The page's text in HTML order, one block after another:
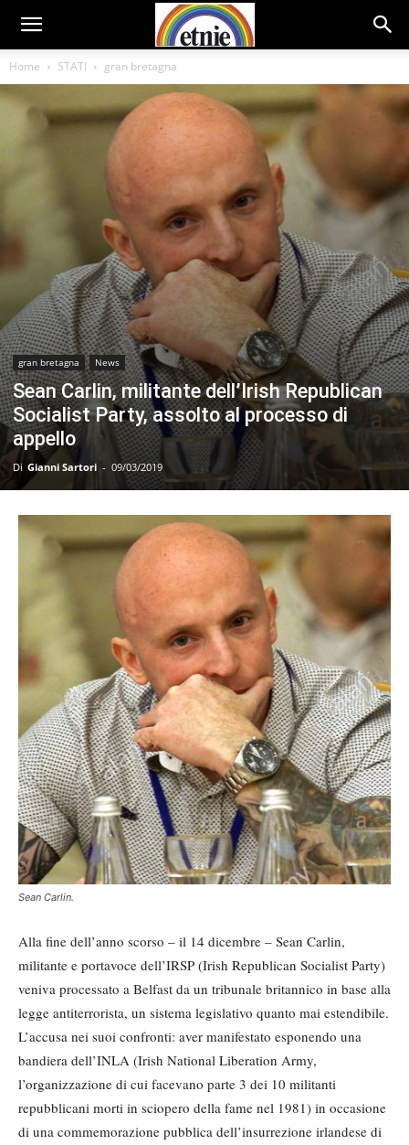
Home STATI gran bretagna
gran bretagna News
Sean Carlin, militante dell’Irish Republican
Socialist Party, assolto al processo di
appello
Di Gianni Sartori - 09/03/2019
Sean Carlin.
Alla fine dell’anno scorso – il 14 dicembre – Sean Carlin,
militante e portavoce dell’IRSP (Irish Republican Socialist Party)
veniva processato a Belfast da un tribunale britannico in base alla
legge antiterrorista, un sistema legislativo quanto mai estendibile.
L’accusa nei suoi confronti: aver manifestato esponendo una
bandiera dell’INLA (Irish National Liberation Army,
l’organizzazione di cui facevano parte 3 dei 10 militanti
repubblicani morti in sciopero della fame nel 1981) in occasione
di una commemorazione pubblica dell’insurrezione irlandese di